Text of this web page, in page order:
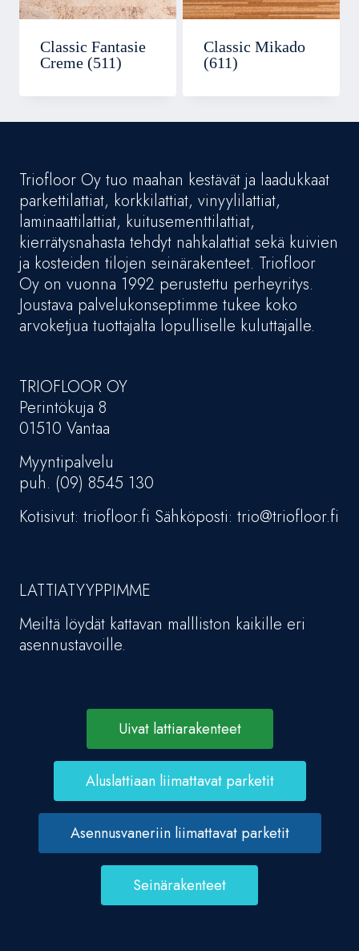
Classic Fantasie
Creme (511)
Classic Mikado
(611)
Triofloor Oy tuo maahan kestävät ja laadukkaat
parkettilattiat, korkkilattiat, vinyylilattiat,
laminaattilattiat, kuitusementtilattiat,
kierrätysnahasta tehdyt nahkalattiat sekä kuivien
ja kosteiden tilojen seinärakenteet. Triofloor
Oy on vuonna 1992 perustettu perheyritys.
Joustava palvelukonseptimme tukee koko
arvoketjua tuottajalta lopulliselle kuluttajalle.
TRIOFLOOR OY
Perintökuja 8
01510 Vantaa
Myyntipalvelu
puh. (09) 8545 130
Kotisivut: triofloor.fi Sähköposti: trio@triofloor.fi
LATTIATYYPPIMME
Meiltä löydät kattavan mallliston kaikille eri
asennustavoille.
Uivat lattiarakenteet
Aluslattiaan liimattavat parketit
Asennusvaneriin liimattavat parketit
Seinärakenteet